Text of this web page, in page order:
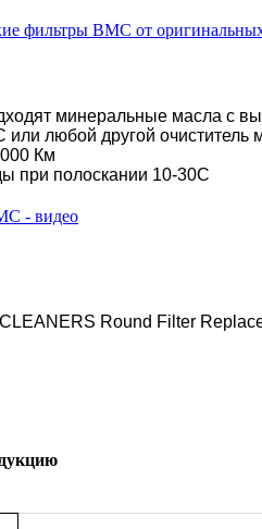
фильтры BMC от
минеральные масла с
или любой другой
Км
при полоскании 10-30С
- видео
Round Filter